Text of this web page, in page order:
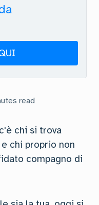
read
chi si trova
chi proprio non
compagno di